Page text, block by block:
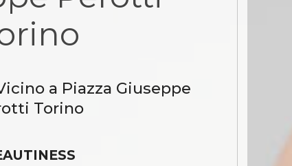
a Piazza Giuseppe
Torino